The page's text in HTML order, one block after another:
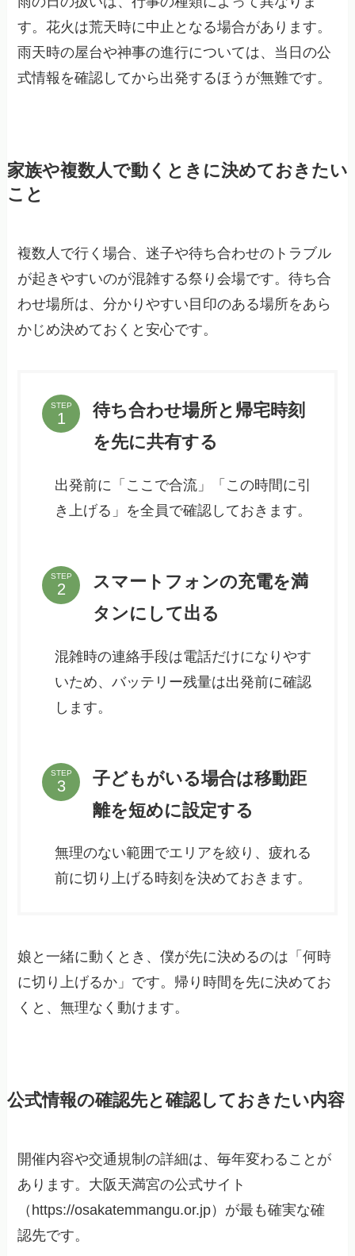
す。花火は荒天時に中止となる場合があります。
雨天時の屋台や神事の進行については、当日の公
式情報を確認してから出発するほうが無難です。
家族や複数人で動くときに決めておきたい
こと
複数人で行く場合、迷子や待ち合わせのトラブル
が起きやすいのが混雑する祭り会場です。待ち合
わせ場所は、分かりやすい目印のある場所をあら
かじめ決めておくと安心です。
STEP
待ち合わせ場所と帰宅時刻
を先に共有する
出発前に「ここで合流」「この時間に引
き上げる」を全員で確認しておきます。
STEP
スマートフォンの充電を満
タンにして出る
混雑時の連絡手段は電話だけになりやす
いため、バッテリー残量は出発前に確認
します。
STEP
子どもがいる場合は移動距
離を短めに設定する
無理のない範囲でエリアを絞り、疲れる
前に切り上げる時刻を決めておきます。
娘と一緒に動くとき、僕が先に決めるのは「何時
に切り上げるか」です。帰り時間を先に決めてお
くと、無理なく動けます。
公式情報の確認先と確認しておきたい内容
開催内容や交通規制の詳細は、毎年変わることが
あります。大阪天満宮の公式サイト
（https://osakatemmangu.or.jp）が最も確実な確
認先です。